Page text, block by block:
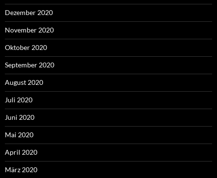
Dezember 2020
November 2020
Oktober 2020
September 2020
August 2020
Juli 2020
Juni 2020
Mai 2020
April 2020
März 2020